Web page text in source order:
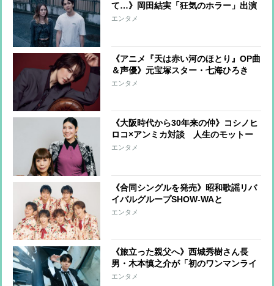
て…》岡田結実「狂気のホラー」出演
で見えた「理想の女性像」【インタビ
エンタメ
《アニメ『天は赤い河のほとり』OP曲
＆声優》元宝塚スター・七海ひろき
「きっと主人公のユーリの生き方に感
エンタメ
《大阪時代から30年来の仲》コシノヒ
ロコ×アンミカ対談 人生のモットー
は「やりたいことしかやらない、やり
エンタメ
《合同シングルを発売》昭和歌謡リバ
イバルグループSHOW-WAと
MATSURIの「意外な素顔」をインタ
エンタメ
《旅立った親父へ》西城秀樹さん長
男・木本慎之介が「初のワンマンライ
ブ」開催「皆さんを夢中にさせます」
エンタメ